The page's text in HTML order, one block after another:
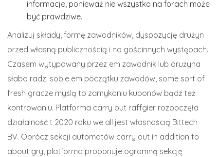
informacje, ponieważ nie wszystko na forach może
być prawdziwe.
Analizuj składy, formę zawodników, dyspozycję drużyn
przed własną publicznością i na gościnnych występach.
Czasem wytypowany przez em zawodnik lub drużyna
słabo radzi sobie em początku zawodów, some sort of
fresh gracze myślą to zamykaniu kuponów bądź też
kontrowaniu. Platforma carry out raffgier rozpoczęła
działalność t 2020 roku we all jest własnością Bittech
BV. Oprócz sekcji automatów carry out in addition to
about gry, platforma proponuje ogromną sekcję